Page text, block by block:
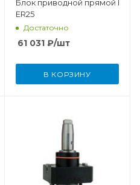
подачей СОЖ
Блок приводной прямой
ER25
Достаточно
61 031 ₽/шт
В КОРЗИНУ